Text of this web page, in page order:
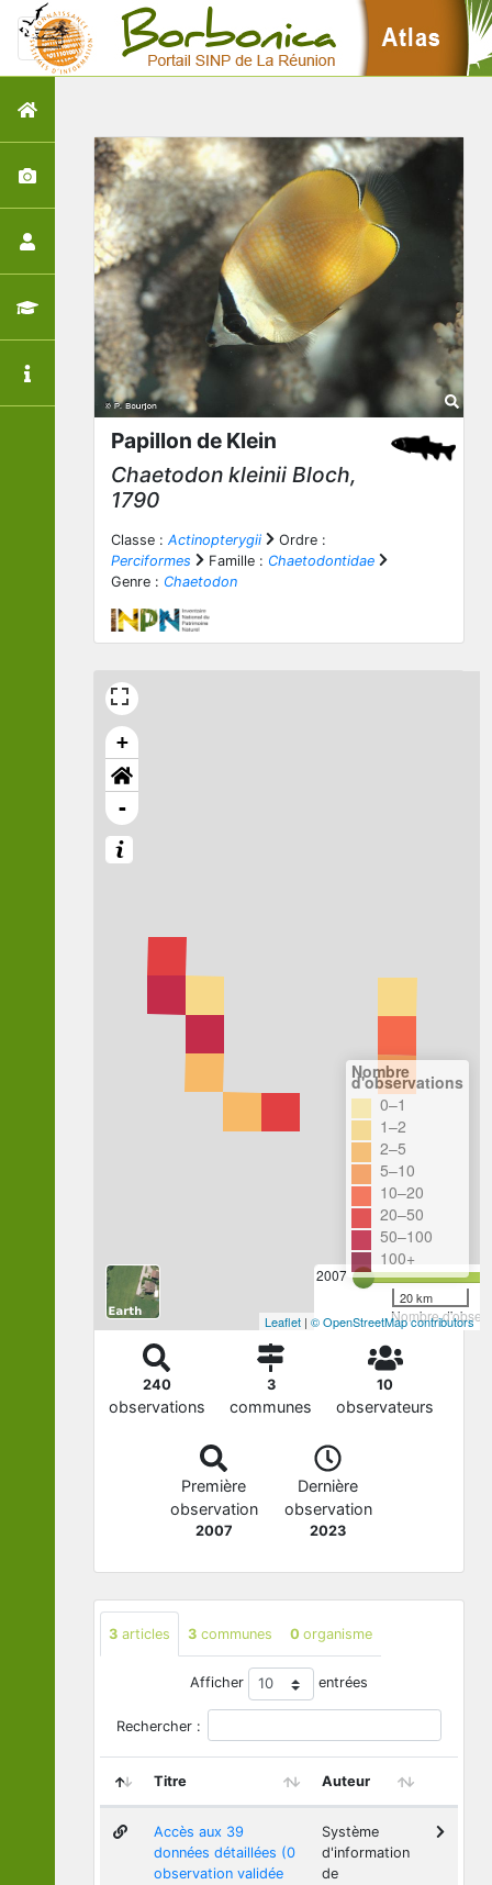
Papillon de Klein
Chaetodon kleinii Bloch,
1790
Classe : Actinopterygii
Ordre :
Perciformes
Famille : Chaetodontidae
Genre : Chaetodon
+
-
2007
Nombre
Nombre
d'observations
0–1
1–2
2–5
5–10
10–20
20–50
50–100
100+
20 km
Leaflet | © OpenStreetMap contributors
240
observations
3
communes
10
observateurs
Première
observation
2007
Dernière
observation
2023
3 articles 3 communes 0 organisme
Afficher entrées
Rechercher :
Titre Auteur
Accès aux 39
données détaillées (0
observation validée
Système
d'information
de